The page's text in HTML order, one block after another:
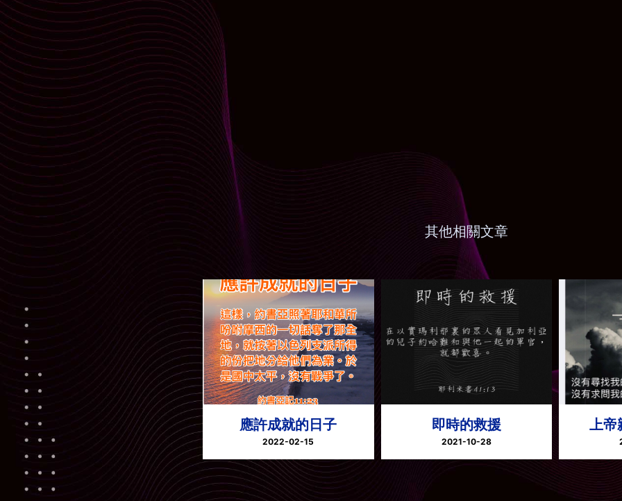
其他相關文章
應許成就的日子
2022-02-15
即時的救援
2021-10-28
上帝